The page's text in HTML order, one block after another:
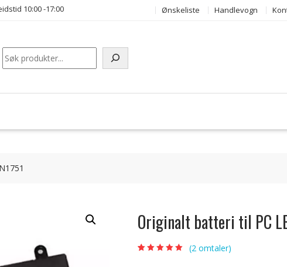
10:00 -17:00 Ønskeliste Handlevogn
Søk
Originalt batteri til PC
(2 omtaler)